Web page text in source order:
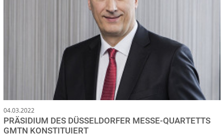
04.03.2022
PRÄSIDIUM DES DÜSSELDORFER MESSE-QUARTETTS
GMTN KONSTITUIERT